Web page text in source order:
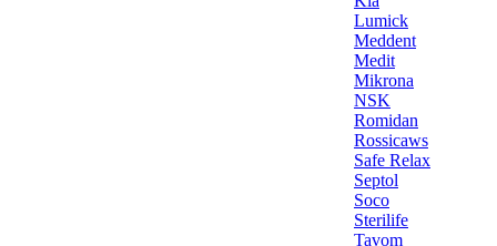
Lumick
Meddent
Medit
Mikrona
NSK
Romidan
Rossicaws
Safe Relax
Septol
Soco
Sterilife
Tavom